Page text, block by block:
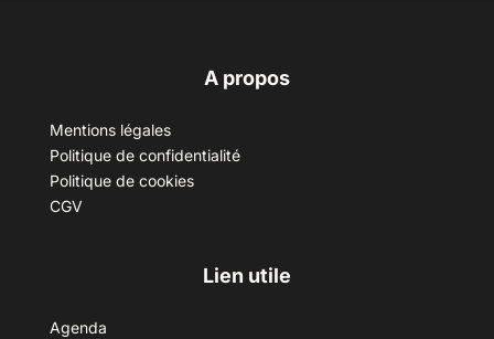
A propos
Mentions légales
Politique de confidentialité
Politique de cookies
CGV
Lien utile
Agenda